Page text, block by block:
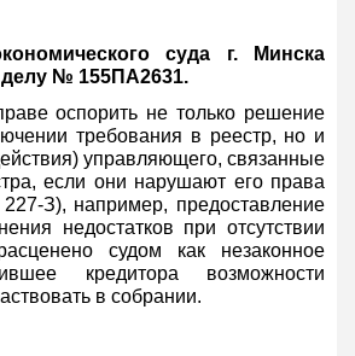
суда г. Минска
делу № 155ПА2631.
оспорить не только решение
требования в реестр, но и
управляющего, связанные
если они нарушают его права
З), например, предоставление
недостатков при отсутствии
судом как незаконное
кредитора возможности
в собрании.